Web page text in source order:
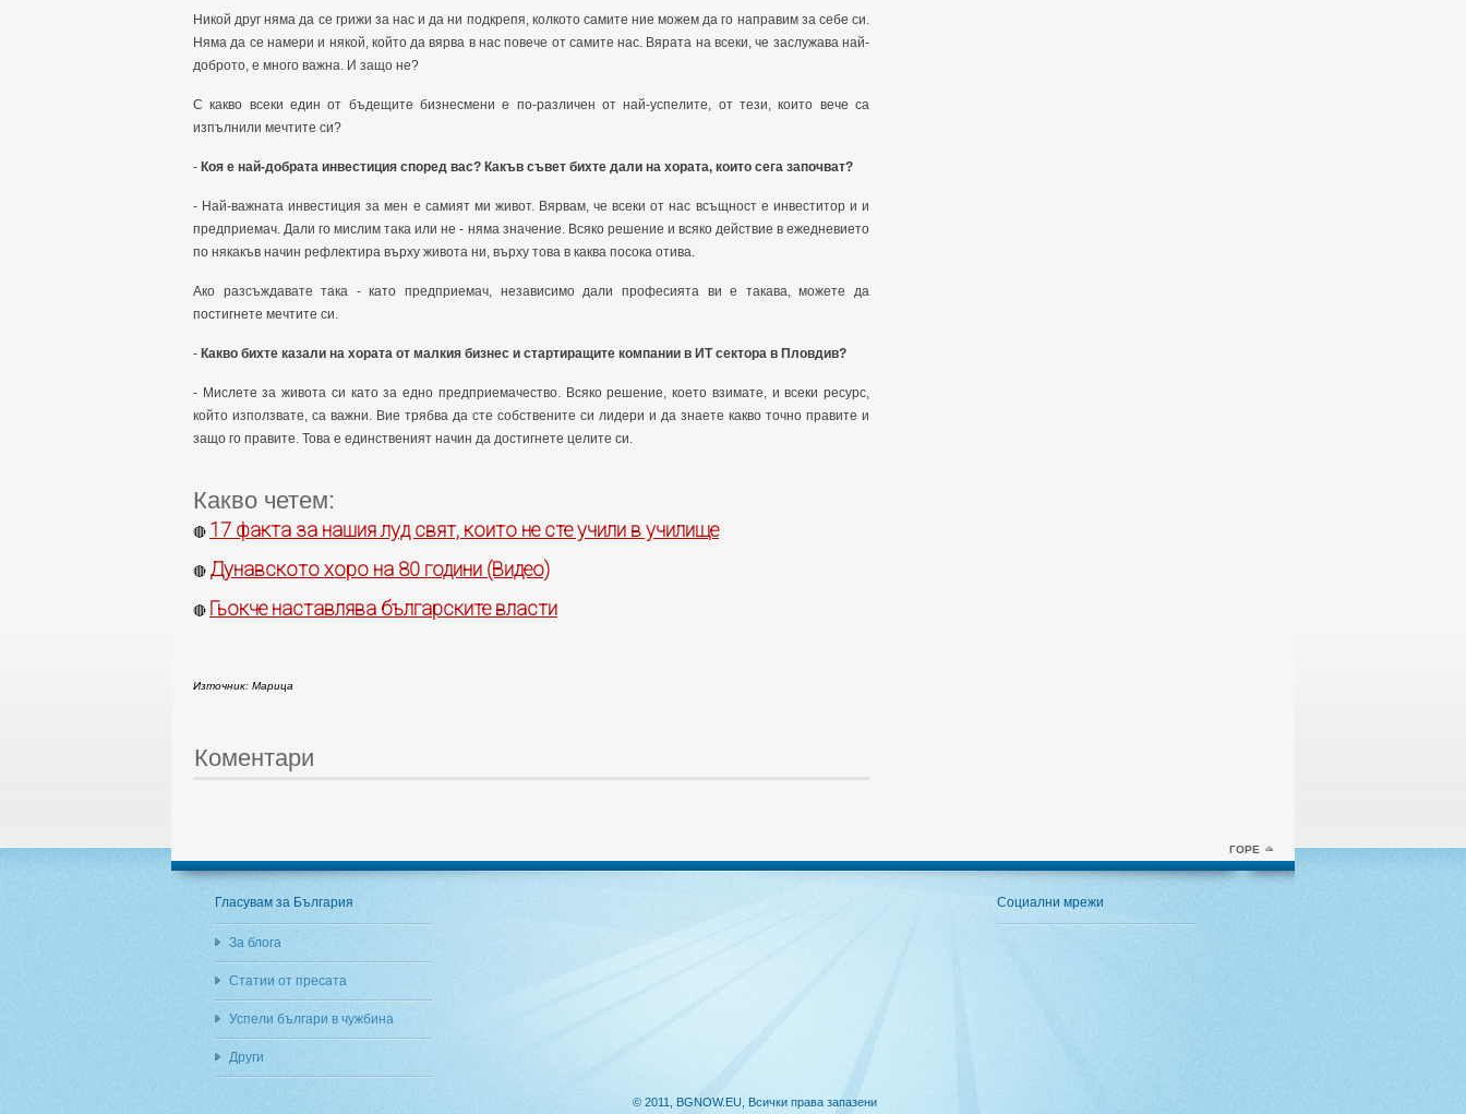
Никой друг няма да се грижи за нас и да ни подкрепя, колкото самите ние можем да го направим за себе си.
Няма да се намери и някой, който да вярва в нас повече от самите нас. Вярата на всеки, че заслужава най-
доброто, е много важна. И защо не?
С какво всеки един от бъдещите бизнесмени е по-различен от най-успелите, от тези, които вече са
изпълнили мечтите си?
- Коя е най-добрата инвестиция според вас? Какъв съвет бихте дали на хората, които сега започват?
- Най-важната инвестиция за мен е самият ми живот. Вярвам, че всеки от нас всъщност е инвеститор и и
предприемач. Дали го мислим така или не - няма значение. Всяко решение и всяко действие в ежедневието
по някакъв начин рефлектира върху живота ни, върху това в каква посока отива.
Ако разсъждавате така - като предприемач, независимо дали професията ви е такава, можете да
постигнете мечтите си.
- Какво бихте казали на хората от малкия бизнес и стартиращите компании в ИТ сектора в Пловдив?
- Мислете за живота си като за едно предприемачество. Всяко решение, което взимате, и всеки ресурс,
който използвате, са важни. Вие трябва да сте собствените си лидери и да знаете какво точно правите и
защо го правите. Това е единственият начин да достигнете целите си.
Какво четем:
🔴 17 факта за нашия луд свят, които не сте учили в училище
🔴 Дунавското хоро на 80 години (Видео)
🔴 Гьокче наставлява българските власти
Източник: Марица
Коментари
ГОРЕ
Гласувам за България
За блога
Статии от пресата
Успели българи в чужбина
Други
Социални мрежи
© 2011, BGNOW.EU, Всички права запазени